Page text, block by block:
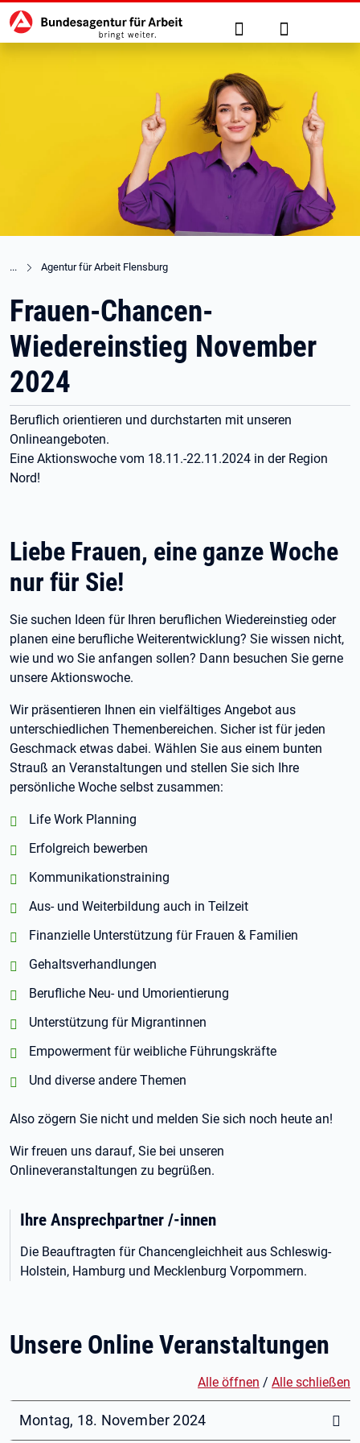
zu den Hauptinhalten springen
Hauptnavigation Suche Anmelden
Agentur für Arbeit Flensburg
Frauen-Chancen-
Wiedereinstieg November
2024
Beruflich orientieren und durchstarten mit unseren
Onlineangeboten.
Eine Aktionswoche vom 18.11.-22.11.2024 in der Region
Nord!
Liebe Frauen, eine ganze Woche
nur für Sie!
Sie suchen Ideen für Ihren beruflichen Wiedereinstieg oder
planen eine berufliche Weiterentwicklung? Sie wissen nicht,
wie und wo Sie anfangen sollen? Dann besuchen Sie gerne
unsere Aktionswoche.
Wir präsentieren Ihnen ein vielfältiges Angebot aus
unterschiedlichen Themenbereichen. Sicher ist für jeden
Geschmack etwas dabei. Wählen Sie aus einem bunten
Strauß an Veranstaltungen und stellen Sie sich Ihre
persönliche Woche selbst zusammen:
positiv:
Life Work Planning
positiv:
Erfolgreich bewerben
positiv:
Kommunikationstraining
positiv:
Aus- und Weiterbildung auch in Teilzeit
positiv:
Finanzielle Unterstützung für Frauen & Familien
positiv:
Gehaltsverhandlungen
positiv:
Berufliche Neu- und Umorientierung
positiv:
Unterstützung für Migrantinnen
positiv:
Empowerment für weibliche Führungskräfte
positiv:
Und diverse andere Themen
Also zögern Sie nicht und melden Sie sich noch heute an!
Wir freuen uns darauf, Sie bei unseren
Onlineveranstaltungen zu begrüßen.
Ihre Ansprechpartner /-innen
Die Beauftragten für Chancengleichheit aus Schleswig-
Holstein, Hamburg und Mecklenburg Vorpommern.
Unsere Online Veranstaltungen
Alle öffnen / Alle schließen
Montag, 18. November 2024